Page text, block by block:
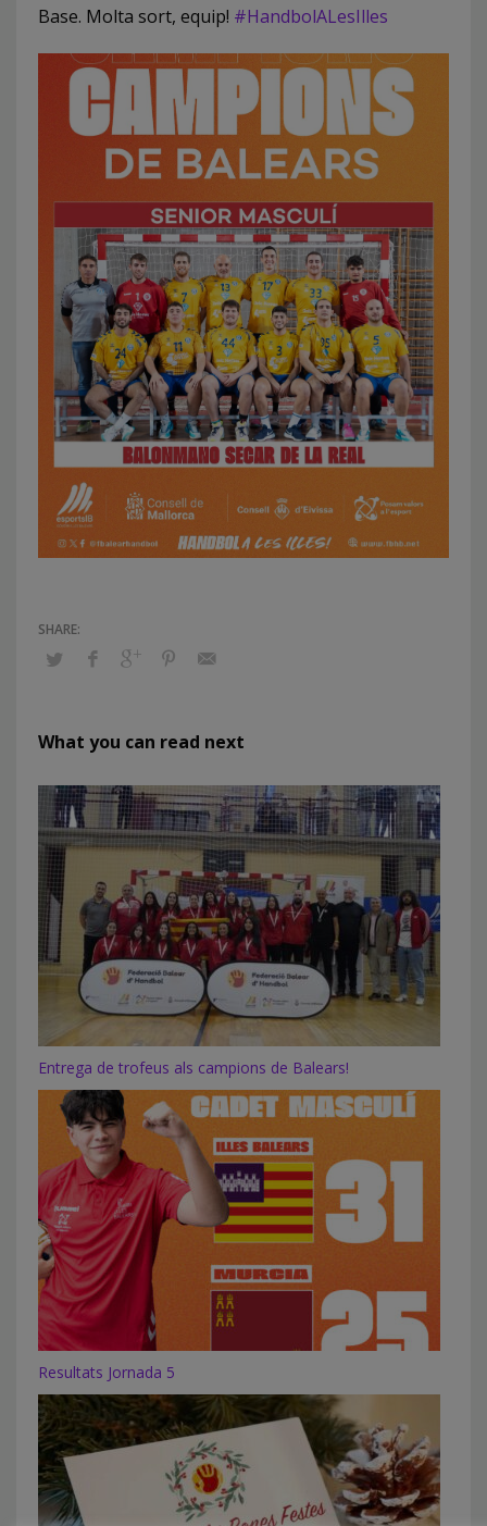
Base. Molta sort, equip! #HandbolALesIlles
What you can read next
Entrega de trofeus als campions de Balears!
Resultats Jornada 5